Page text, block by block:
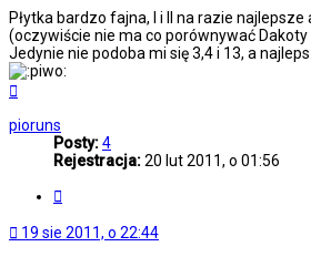
Płytka bardzo fajna, I i II na razie
(oczywiście nie ma co porównywać Dakoty
Jedynie nie podoba mi się 3,4 i 13, a
pioruns
Posty:4
Rejestracja:20 lut 2011, o 01:56
19 sie 2011, o 22:44